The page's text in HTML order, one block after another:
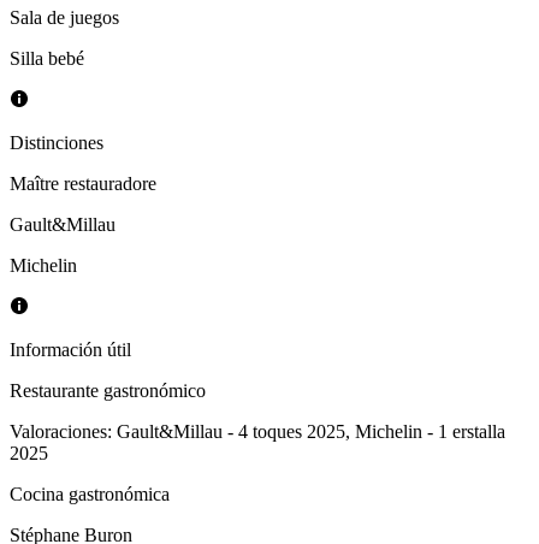
Sala de juegos
Silla bebé
Distinciones
Maître restauradore
Gault&Millau
Michelin
Información útil
Restaurante gastronómico
Valoraciones: Gault&Millau - 4 toques 2025, Michelin - 1 erstalla
2025
Cocina gastronómica
Stéphane Buron